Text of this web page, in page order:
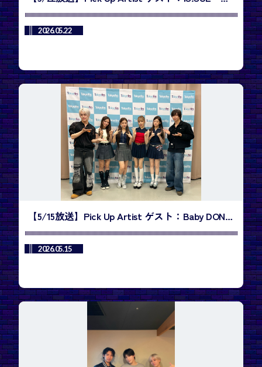
RINOさん、NANOさん／今週のランキング1位
は、BTS「SWIM」
2026.05.22
【5/15放送】Pick Up Artist ゲスト：Baby DONT
Cry・Miaさん、Kumiさん ／今週のランキング1
位は、BTS「SWIM」
2026.05.15